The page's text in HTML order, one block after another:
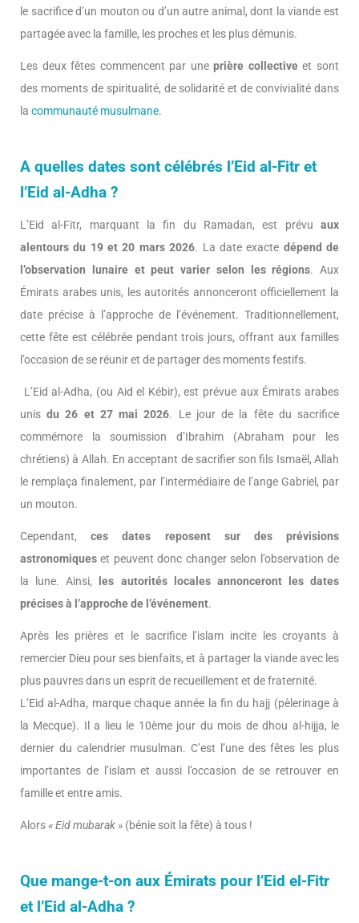
le sacrifice d’un mouton ou d’un autre animal, dont la viande est
partagée avec la famille, les proches et les plus démunis.
Les deux fêtes commencent par uneprière collectiveet sont
des moments de spiritualité, de solidarité et de convivialité dans
la communauté musulmane.
A quelles dates sont célébrés l’Eid al-Fitr et
l’Eid al-Adha ?
L’Eid al-Fitr, marquant la fin du Ramadan, est prévu aux
alentours du 19 et 20 mars 2026. La date exacte dépend de
l’observation lunaire et peut varier selon les régions. Aux
Émirats arabes unis, les autorités annonceront officiellement la
date précise à l’approche de l’événement. Traditionnellement,
cette fête est célébrée pendant trois jours, offrant aux familles
l’occasion de se réunir et de partager des moments festifs.
L’Eid al-Adha, (ou Aid el Kébir), est prévue aux Émirats arabes
unisdu 26 et 27 mai 2026. Le jour de la fête du sacrifice
commémore la soumission d’Ibrahim (Abraham pour les
chrétiens) à Allah. En acceptant de sacrifier son fils Ismaël, Allah
le remplaça finalement, par l’intermédiaire de l’ange Gabriel, par
un mouton.
Cependant,ces dates reposent sur des prévisions
astronomiques et peuvent donc changer selon l’observation de
la lune. Ainsi, les autorités locales annonceront les dates
précises à l’approche de l’événement.
Après les prières et le sacrifice l’islam incite les croyants à
remercier Dieu pour ses bienfaits, et à partager la viande avec les
plus pauvres dans un esprit de recueillement et de fraternité.
L’Eid al-Adha, marque chaque année la fin du hajj (pèlerinage à
la Mecque). Il a lieu le 10ème jour du mois de dhou al-hijja, le
dernier du calendrier musulman. C’est l’une des fêtes les plus
importantes de l’islam et aussi l’occasion de se retrouver en
famille et entre amis.
Alors« Eid mubarak » (bénie soit la fête) à tous !
Que mange-t-on aux Émirats pour l’Eid el-Fitr
et l’Eid al-Adha ?